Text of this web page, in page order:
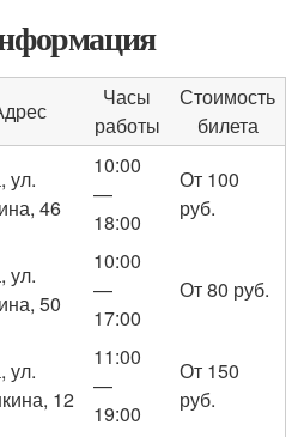
Часы
работы
Стоимость
билета
ул.
46
10:00
—
18:00
От 100
руб.
ул.
50
10:00
—
17:00
От 80 руб.
ул.
12
11:00
—
19:00
От 150
руб.